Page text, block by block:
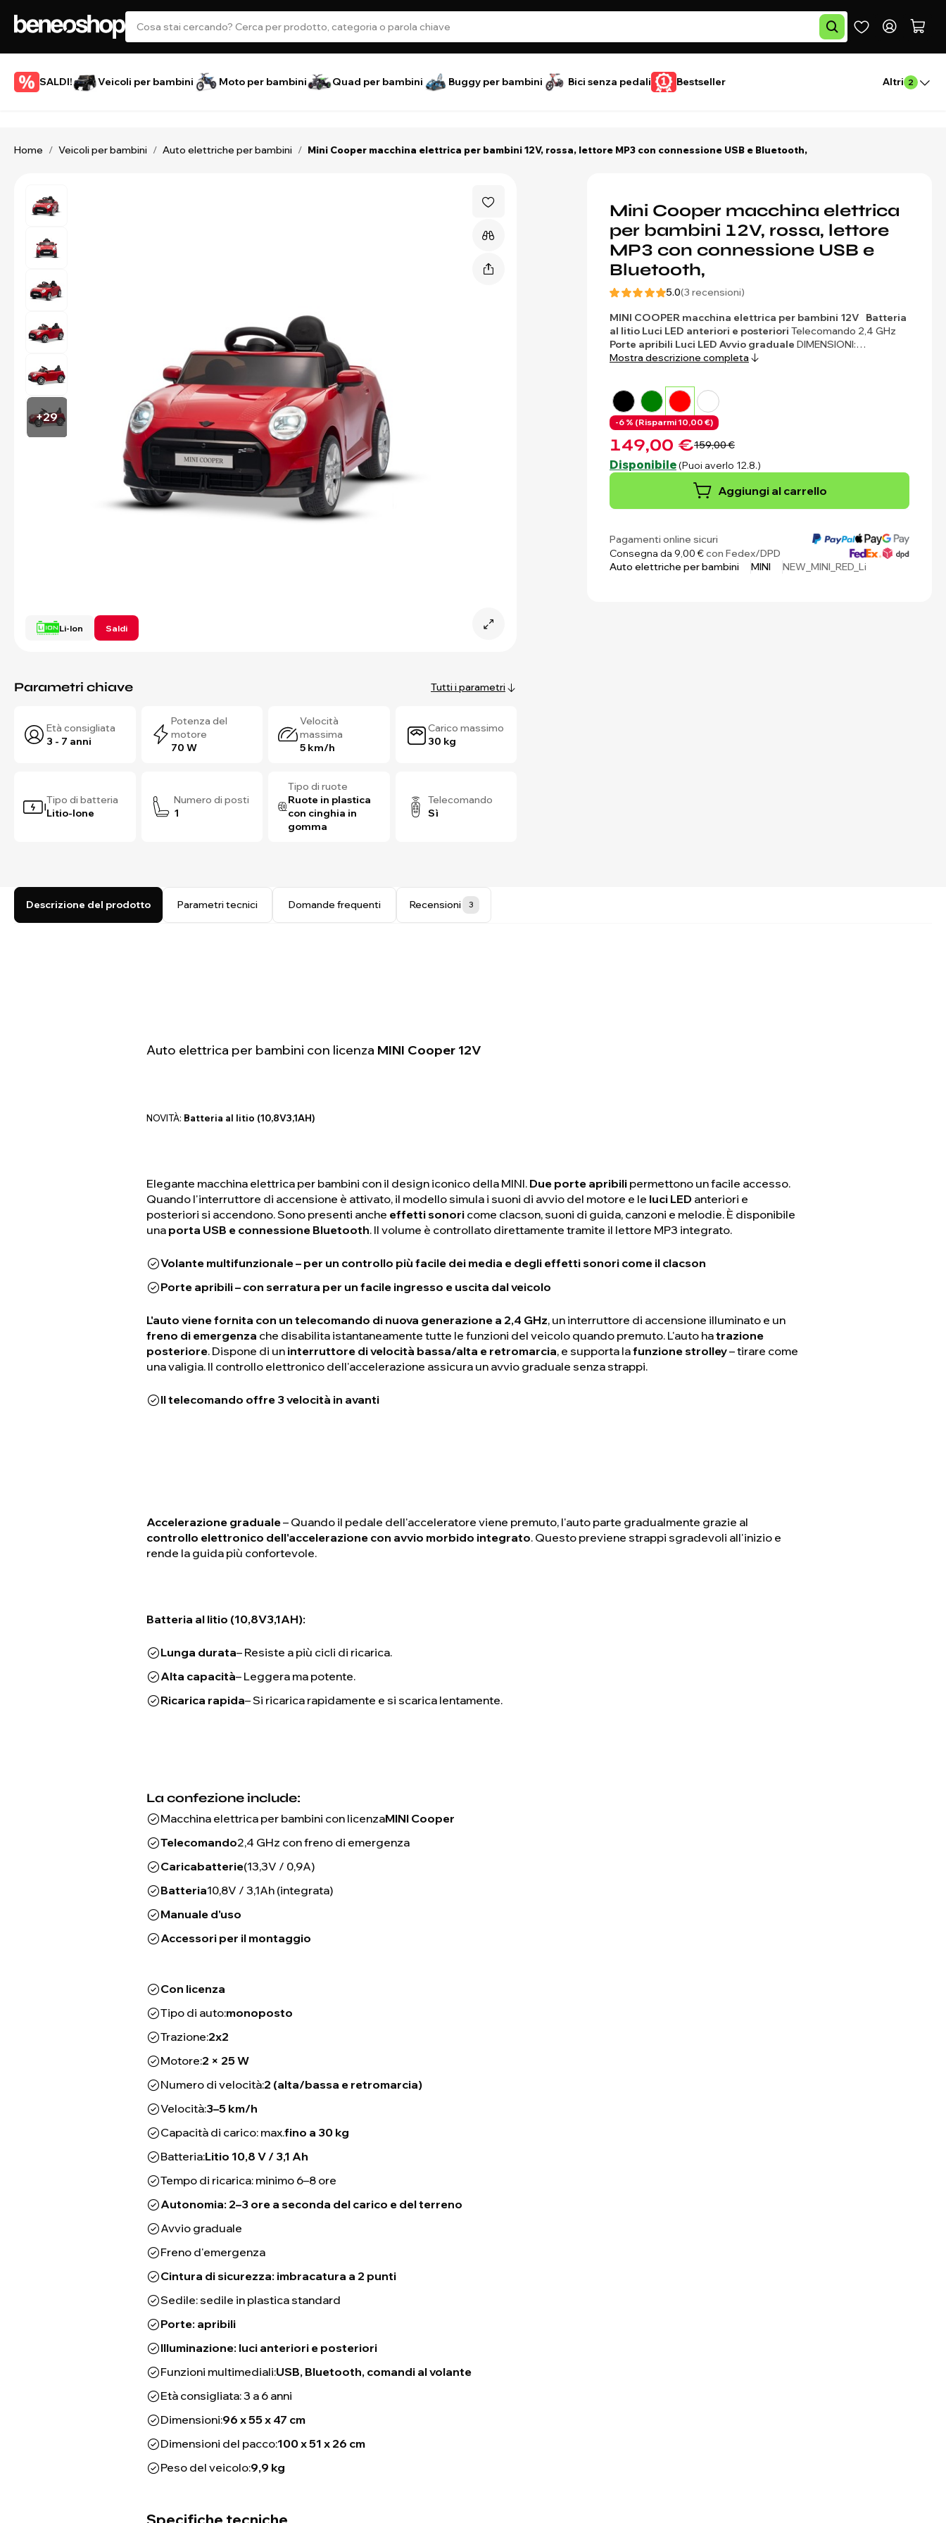
SALDI! Veicoli per bambini Moto per bambini Quad per bambini Buggy per bambini Bici senza pedali Bestseller Altri 2
Home / Veicoli per bambini / Auto elettriche per bambini / Mini Cooper macchina elettrica per bambini 12V, rossa, lettore MP3 con connessione USB e Bluetooth,
Li-Ion Saldi
+29
Parametri chiave Tutti i parametri
Età consigliata
3 - 7 anni
Potenza del
motore
70 W
Velocità
massima
5 km/h
Carico massimo
30 kg
Tipo di batteria
Litio-Ione
Numero di posti
1
Tipo di ruote
Ruote in plastica
con cinghia in
gomma
Telecomando
Sì
Mini Cooper macchina elettrica
per bambini 12V, rossa, lettore
MP3 con connessione USB e
Bluetooth,
5.0(3 recensioni)
MINI COOPER macchina elettrica per bambini 12V
Batteria
al litio Luci LED anteriori e posteriori Telecomando 2,4 GHz
Porte apribili Luci LED Avvio graduale DIMENSIONI:…
Mostra descrizione completa
-6 % (Risparmi 10,00 €)
149,00 €159,00 €
Disponibile(Puoi averlo 12.8.)
Aggiungi al carrello
Pagamenti online sicuri
Consegna da 9,00 €con Fedex/DPD
Auto elettriche per bambini
MINI NEW_MINI_RED_Li
Descrizione del prodotto Parametri tecnici Domande frequenti Recensioni 3
Auto elettrica per bambini con licenza MINI Cooper 12V
NOVITÀ: Batteria al litio (10,8V3,1AH)
Elegante macchina elettrica per bambini con il design iconico della MINI. Due porte apribili permettono un facile accesso.
Quando l'interruttore di accensione è attivato, il modello simula i suoni di avvio del motore e le luci LED anteriori e
posteriori si accendono. Sono presenti anche effetti sonori come clacson, suoni di guida, canzoni e melodie. È disponibile
una porta USB e connessione Bluetooth. Il volume è controllato direttamente tramite il lettore MP3 integrato.
Volante multifunzionale – per un controllo più facile dei media e degli effetti sonori come il clacson
Porte apribili – con serratura per un facile ingresso e uscita dal veicolo
L'auto viene fornita con un telecomando di nuova generazione a 2,4 GHz, un interruttore di accensione illuminato e un
freno di emergenza che disabilita istantaneamente tutte le funzioni del veicolo quando premuto. L'auto hatrazione
posteriore. Dispone di un interruttore di velocità bassa/alta e retromarcia, e supporta lafunzione strolley– tirare come
una valigia. Il controllo elettronico dell'accelerazione assicura un avvio graduale senza strappi.
Il telecomando offre 3 velocità in avanti
Accelerazione graduale– Quando il pedale dell'acceleratore viene premuto, l'auto parte gradualmente grazie al
controllo elettronico dell'accelerazione con avvio morbido integrato. Questo previene strappi sgradevoli all'inizio e
rende la guida più confortevole.
Batteria al litio (10,8V3,1AH):
Lunga durata– Resiste a più cicli di ricarica.
Alta capacità– Leggera ma potente.
Ricarica rapida– Si ricarica rapidamente e si scarica lentamente.
La confezione include:
Macchina elettrica per bambini con licenzaMINI Cooper
Telecomando2,4 GHz con freno di emergenza
Caricabatterie(13,3V / 0,9A)
Batteria10,8V / 3,1Ah (integrata)
Manuale d'uso
Accessori per il montaggio
Con licenza
Tipo di auto:monoposto
Trazione:2x2
Motore:2 × 25 W
Numero di velocità:2 (alta/bassa e retromarcia)
Velocità:3–5 km/h
Capacità di carico: max.fino a 30 kg
Batteria:Litio 10,8 V / 3,1 Ah
Tempo di ricarica: minimo 6–8 ore
Autonomia: 2–3 ore a seconda del carico e del terreno
Avvio graduale
Freno d'emergenza
Cintura di sicurezza: imbracatura a 2 punti
Sedile: sedile in plastica standard
Porte: apribili
Illuminazione: luci anteriori e posteriori
Funzioni multimediali:USB, Bluetooth, comandi al volante
Età consigliata: 3 a 6 anni
Dimensioni:96 x 55 x 47 cm
Dimensioni del pacco:100 x 51 x 26 cm
Peso del veicolo:9,9 kg